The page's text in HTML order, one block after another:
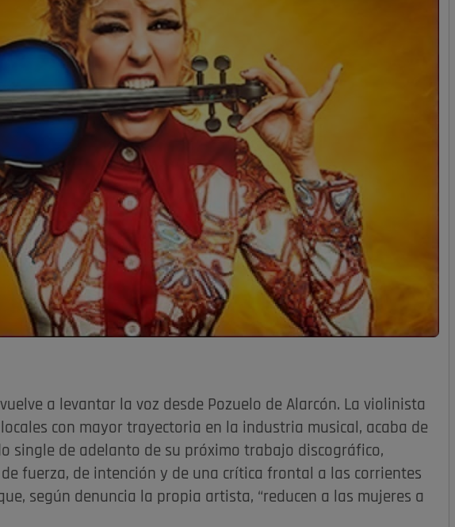
a levantar la voz desde Pozuelo de Alarcón. La violinista
con mayor trayectoria en la industria musical, acaba de
single de adelanto de su próximo trabajo discográfico,
fuerza, de intención y de una crítica frontal a las corrientes
según denuncia la propia artista, “reducen a las mujeres a